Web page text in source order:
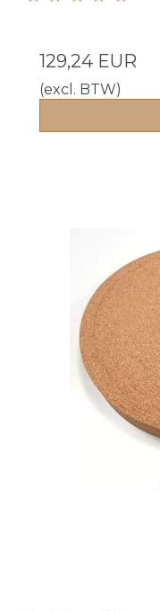
129,24 EUR
(excl. BTW)